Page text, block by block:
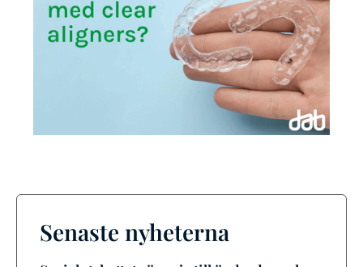
Senaste nyheterna